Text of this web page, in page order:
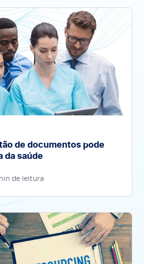
de documentos pode
da saúde
de leitura